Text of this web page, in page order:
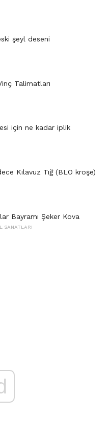
şeyl deseni
Talimatları
için ne kadar iplik
Kılavuz Tığ (BLO kroşe)
Bayramı Şeker Kova
SANATLARI